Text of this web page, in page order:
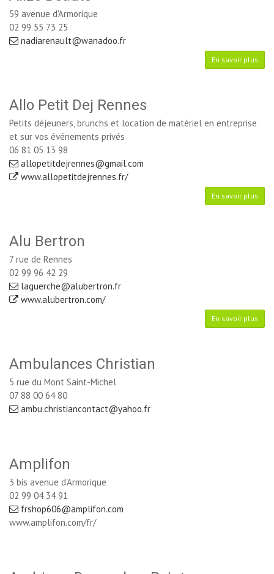
59 avenue d'Armorique
02 99 55 73 25
nadiarenault@wanadoo.fr
En savoir plus
Allo Petit Dej Rennes
Petits déjeuners, brunchs et location de matériel en entreprise
et sur vos événements privés
06 81 05 13 98
allopetitdejrennes@gmail.com
www.allopetitdejrennes.fr/
En savoir plus
Alu Bertron
7 rue de Rennes
02 99 96 42 29
laguerche@alubertron.fr
www.alubertron.com/
En savoir plus
Ambulances Christian
5 rue du Mont Saint-Michel
07 88 00 64 80
ambu.christiancontact@yahoo.fr
Amplifon
3 bis avenue d'Armorique
02 99 04 34 91
frshop606@amplifon.com
www.amplifon.com/fr/